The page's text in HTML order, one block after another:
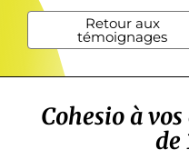
Retour aux
témoignages
Cohesio à
de